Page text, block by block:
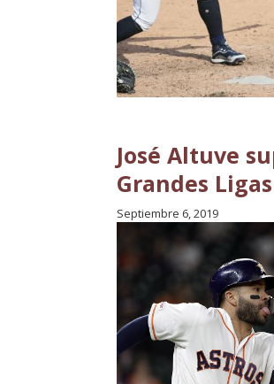
José Altuve
Grandes Ligas
Septiembre 6, 2019